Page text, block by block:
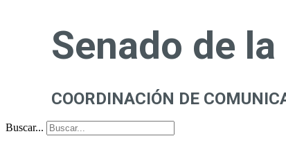
Senado de
COORDINACIÓN DE
Buscar...